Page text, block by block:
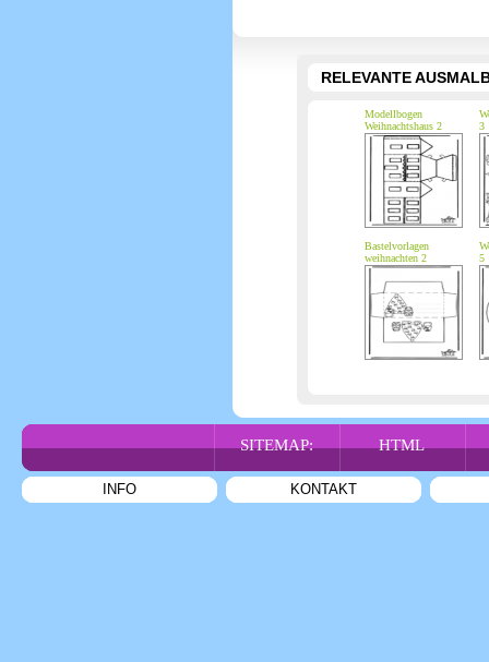
RELEVANTE
Modellbogen
Weihnachtshaus 2
3
Bastelvorlagen
weihnachten 2
5
SITEMAP: HTML
INFO KONTAKT